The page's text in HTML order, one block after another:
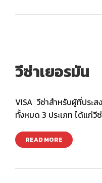
วีซ่าเยอรมัน
VISA วีซ่าสำหรับผู้ที่ประส
ทั้งหมด 3 ประเภท ได้แก่วี
READ MORE